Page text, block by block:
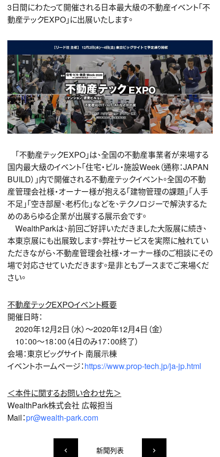
3日間にわたって開催される日本最大級の不動産イベント「不
動産テックEXPO」に出展いたします。
「不動産テックEXPO」は、全国の不動産事業者が来場する
国内最大級のイベント「住宅・ビル・施設Week（通称：JAPAN
BUILD）」内で開催される不動産テックイベント。全国の不動
産管理会社様・オーナー様が抱える「建物管理の課題」「人手
不足」「空き部屋、老朽化」などを、テクノロジーで解決するた
めのあらゆる企業が出展する展示会です。
WealthParkは、前回ご好評いただきました大阪展に続き、
本東京展にも出展致します。弊社サービスを実際に触れてい
ただきながら、不動産管理会社様・オーナー様のご相談にその
場で対応させていただきます。是非ともブースまでご来場くだ
さい。
不動産テックEXPOイベント概要
開催日時：
2020年12月2日（水）～2020年12月4日（金）
10：00～18：00（4日のみ17：00終了）
会場：東京ビッグサイト 南展示棟
イベントホームページ：https://www.prop-tech.jp/ja-jp.html
＜本件に関するお問い合わせ先＞
WealthPark株式会社 広報担当
Mail：pr@wealth-park.com
keyboard_arrow_left 新聞列表 keyboard_arrow_right